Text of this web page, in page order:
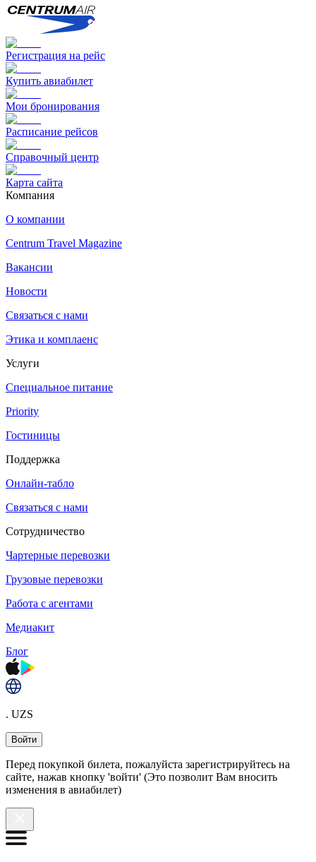
Регистрация на рейс
Купить авиабилет
Мои бронирования
Расписание рейсов
Справочный центр
Карта сайта
Компания
О компании
Centrum Travel Magazine
Вакансии
Новости
Связаться с нами
Этика и комплаенс
Услуги
Специальное питание
Priority
Гостиницы
Поддержка
Онлайн-табло
Связаться с нами
Сотрудничество
Чартерные перевозки
Грузовые перевозки
Работа с агентами
Медиакит
Блог
. UZS
Войти
Перед покупкой билета, пожалуйста зарегистрируйтесь на
сайте, нажав кнопку 'войти' (Это позволит Вам вносить
изменения в авиабилет)